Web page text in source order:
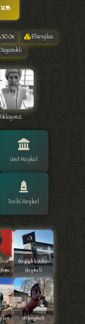
30 Cm
Fiberglas
Anıt Heykel
Tarihi Heykel
Bayraklı Asker
Heykeli
At Heykeli